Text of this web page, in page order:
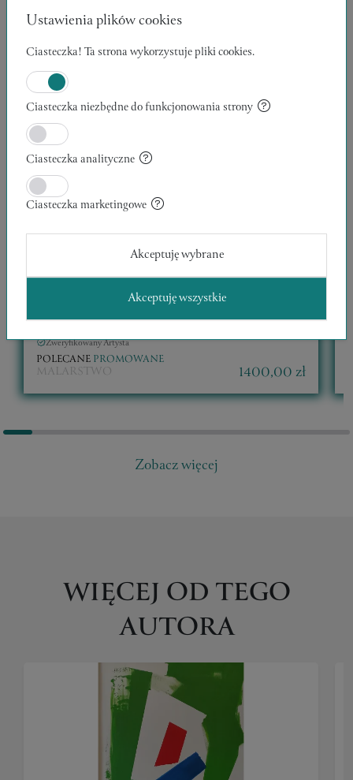
Zweryfikowany Artysta
POLECANE PROMOWANE
MALARSTWO 1400,00 zł
Zobacz więcej
WIĘCEJ OD TEGO
AUTORA
Ustawienia plików cookies
Ciasteczka! Ta strona wykorzystuje pliki cookies.
Ciasteczka niezbędne do funkcjonowania strony
Ciasteczka analityczne
Ciasteczka marketingowe
Akceptuję wybrane
Akceptuję wszystkie